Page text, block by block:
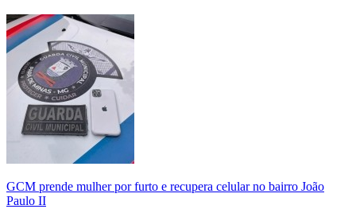
GCM prende mulher por furto e recupera celular no bairro João
Paulo II